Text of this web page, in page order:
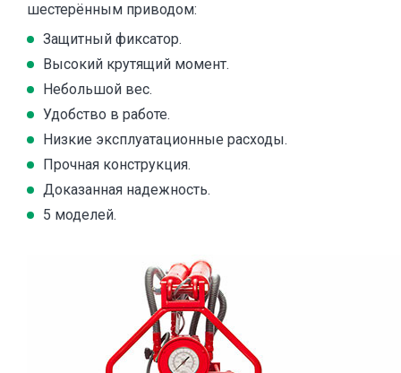
шестерённым приводом:
Защитный фиксатор.
Высокий крутящий момент.
Небольшой вес.
Удобство в работе.
Низкие эксплуатационные расходы.
Прочная конструкция.
Доказанная надежность.
5 моделей.